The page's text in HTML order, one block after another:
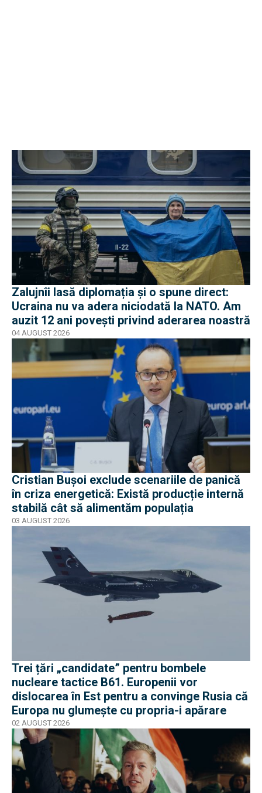
Zalujnîi lasă diplomația și o spune direct:
Ucraina nu va adera niciodată la NATO. Am
auzit 12 ani povești privind aderarea noastră
04 AUGUST 2026
Cristian Bușoi exclude scenariile de panică
în criza energetică: Există producție internă
stabilă cât să alimentăm populația
03 AUGUST 2026
Trei țări „candidate” pentru bombele
nucleare tactice B61. Europenii vor
dislocarea în Est pentru a convinge Rusia că
Europa nu glumește cu propria-i apărare
02 AUGUST 2026